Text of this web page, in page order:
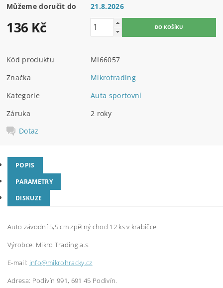
Můžeme doručit do 21.8.2026
136 Kč
Kód produktu
MI66057
Značka
Mikrotrading
Kategorie
Auta sportovní
Záruka
2 roky
Dotaz
POPIS
PARAMETRY
DISKUZE
Auto závodní 5,5 cm zpětný chod 12 ks v krabičce.
Výrobce: Mikro Trading a.s.
E-mail: info@mikrohracky.cz
Adresa: Podivín 991, 691 45 Podivín.